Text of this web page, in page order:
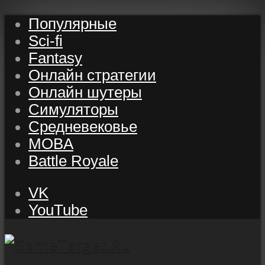
Популярные
Sci-fi
Fantasy
Онлайн стратегии
Онлайн шутеры
Симуляторы
Средневековье
MOBA
Battle Royale
VK
YouTube